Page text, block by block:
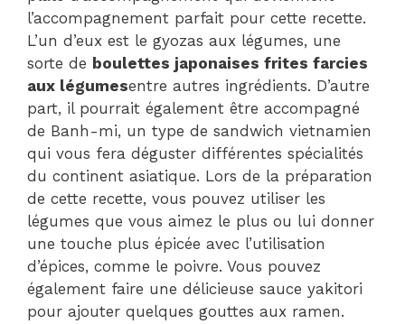
l’accompagnement parfait pour cette recette.
L’un d’eux est le gyozas aux légumes, une
sorte de boulettes japonaises frites farcies
aux légumesentre autres ingrédients. D’autre
part, il pourrait également être accompagné
de Banh-mi, un type de sandwich vietnamien
qui vous fera déguster différentes spécialités
du continent asiatique. Lors de la préparation
de cette recette, vous pouvez utiliser les
légumes que vous aimez le plus ou lui donner
une touche plus épicée avec l’utilisation
d’épices, comme le poivre. Vous pouvez
également faire une délicieuse sauce yakitori
pour ajouter quelques gouttes aux ramen.